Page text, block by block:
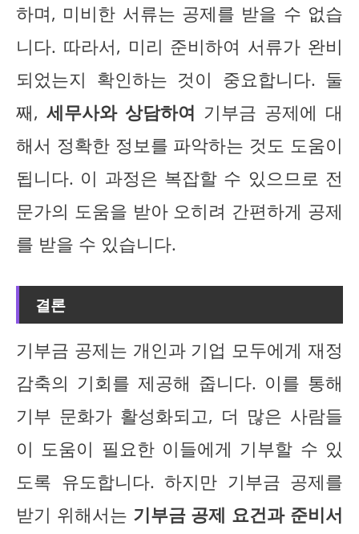
하며, 미비한 서류는 공제를 받을 수 없습
니다. 따라서, 미리 준비하여 서류가 완비
되었는지 확인하는 것이 중요합니다. 둘
째, 세무사와 상담하여 기부금 공제에 대
해서 정확한 정보를 파악하는 것도 도움이
됩니다. 이 과정은 복잡할 수 있으므로 전
문가의 도움을 받아 오히려 간편하게 공제
를 받을 수 있습니다.
결론
기부금 공제는 개인과 기업 모두에게 재정
감축의 기회를 제공해 줍니다. 이를 통해
기부 문화가 활성화되고, 더 많은 사람들
이 도움이 필요한 이들에게 기부할 수 있
도록 유도합니다. 하지만 기부금 공제를
받기 위해서는 기부금 공제 요건과 준비서